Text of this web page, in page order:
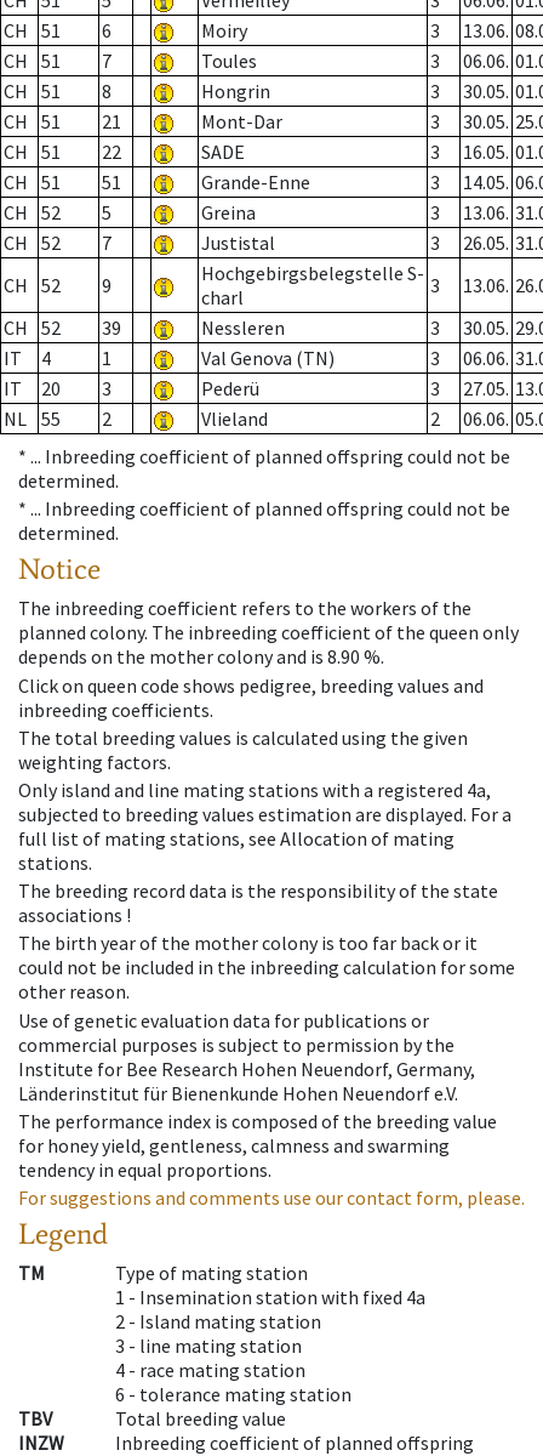
CH
51 6 Moiry 3 13.06.
CH
51 7 Toules 3 06.06.
CH
51 8 Hongrin 3 30.05.
CH
51 21 Mont-Dar 3 30.05.
CH
51 22 SADE 3 16.05.
CH
51 51 Grande-Enne 3 14.05.
CH
52 5 Greina 3 13.06.
CH
52 7 Justistal 3 26.05.
CH
52 9
Hochgebirgsbelegstelle S-
charl
3 13.06.
CH
52 39 Nessleren 3 30.05.
IT
4 1 Val Genova (TN) 3 06.06.
IT
20 3 Pederü 3 27.05.
NL 55 2 Vlieland 2 06.06.
* ... Inbreeding coefficient of planned offspring could not be
determined.
* ... Inbreeding coefficient of planned offspring could not be
determined.
Notice
The inbreeding coefficient refers to the workers of the
planned colony. The inbreeding coefficient of the queen only
depends on the mother colony and is 8.90 %.
Click on queen code shows pedigree, breeding values and
inbreeding coefficients.
The total breeding values is calculated using the given
weighting factors.
Only island and line mating stations with a registered 4a,
subjected to breeding values estimation are displayed. For a
full list of mating stations, see Allocation of mating
stations.
The breeding record data is the responsibility of the state
associations !
The birth year of the mother colony is too far back or it
could not be included in the inbreeding calculation for some
other reason.
Use of genetic evaluation data for publications or
commercial purposes is subject to permission by the
Institute for Bee Research Hohen Neuendorf, Germany,
Länderinstitut für Bienenkunde Hohen Neuendorf e.V.
The performance index is composed of the breeding value
for honey yield, gentleness, calmness and swarming
tendency in equal proportions.
For suggestions and comments use our contact form, please.
Legend
TM
Type of mating station
1 - Insemination station with fixed 4a
2 - Island mating station
3 - line mating station
4 - race mating station
6 - tolerance mating station
TBV
Total breeding value
INZW
Inbreeding coefficient of planned offspring